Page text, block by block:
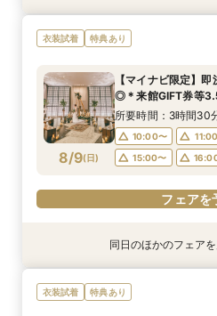
8/8(土)
＼8.8.8◆入籍お祝
応援キャンペーン
10:00〜
15:00〜
フェアを
8/8(土)
期間限定！1件目来
き＼何も決まってな
10:00〜
15:00〜
フェアを
8/8(土)
【少人数6名～OK
得に叶う♪少人数会
所要時間：3時間30
15:00〜
フェアを
衣装試着 特典あり
8/9(日)
【マイナビ限定】
◎＊来館GIFT券等
所要時間：3時間30
10:00〜
15:00〜
フェアを
特典あり
＼8.8.8◆入籍お祝
応援キャンペーン
特典あり
期間限定！1件目来
き＼何も決まってな
特典あり
【少人数6名～OK
得に叶う♪少人数会
同日のほかのフェアを
衣装試着 特典あり